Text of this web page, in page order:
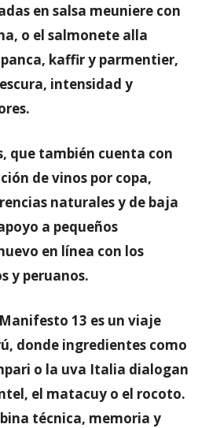
en salsa meuniere con
o el salmonete alla
kaffir y parmentier,
intensidad y
que también cuenta con
de vinos por copa,
naturales y de baja
a pequeños
en línea con los
y peruanos.
13 es un viaje
donde ingredientes como
o la uva Italia dialogan
el matacuy o el rocoto.
técnica, memoria y